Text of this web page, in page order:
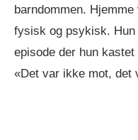
barndommen.
fysisk og psykisk.
episode der hun
«Det var ikke mot, det